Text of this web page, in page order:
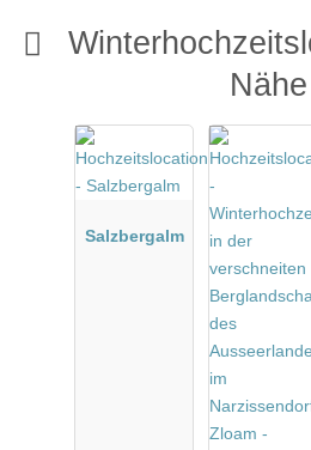
Nähe
Salzbergalm